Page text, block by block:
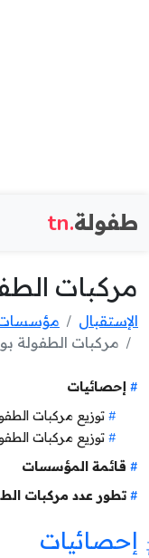
طفولة.tn
مركبات
الإستقبال
مؤسسات
مركبات الطفولة
إحصائيات
توزيع مركبات
توزيع مركبات
قائمة المؤسسات
تطور عدد مركبات
إحصائيات